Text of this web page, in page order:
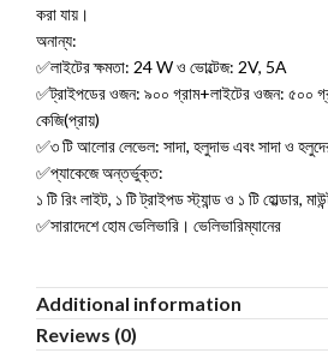
করা যায়।
অনান্য:
✅লাইটের ক্ষমতা: 24 W ও ভোল্টেজ: 2V, 5A
✅ট্রাইপডের ওজন: ৯০০ গ্রাম+লাইটের ওজন: ৫০০
কেজি(প্রায়)
✅৩ টি আলোর লেভেল: সাদা, হলুদাভ এবং সাদা ও
✅প্যাকেজে অন্তর্ভুক্ত:
১ টি রিং লাইট, ১ টি ট্রাইপড স্ট্যান্ড ও ১ টি হোল্ডার,
✅সারাদেশে হোম ভেলিভারি। ভেলিভারিম্যানের
Additional information
Reviews (0)